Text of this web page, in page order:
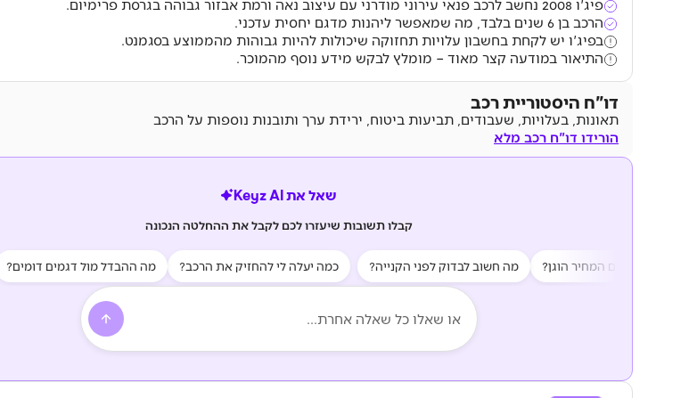
פיג'ו 2008 נחשב לרכב פנאי עירוני מודרני עם עיצוב נאה ורמת אבזור גבוהה בגרסת פרימיום.
הרכב בן 6 שנים בלבד, מה שמאפשר ליהנות מדגם יחסית עדכני.
בפיג'ו יש לקחת בחשבון עלויות תחזוקה שיכולות להיות גבוהות מהממוצע בסגמנט.
התיאור במודעה קצר מאוד – מומלץ לבקש מידע נוסף מהמוכר.
דו"ח היסטוריית רכב
תאונות, בעלויות, שעבודים, תביעות ביטוח, ירידת ערך ותובנות נוספות על הרכב
הורידו דו"ח רכב מלא
שאל את Keyz AI
קבלו תשובות שיעזרו לכם לקבל את ההחלטה הנכונה
האם המחיר הוגן? מה חשוב לבדוק לפני הקנייה? כמה יעלה לי להחזיק את הרכב? מה ההבדל מול דגמים דומים?